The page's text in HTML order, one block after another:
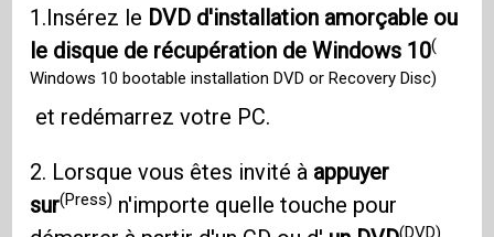
1.Insérez le DVD d'installation amorçable ou
le disque de récupération de Windows 10(
Windows 10 bootable installation DVD or Recovery Disc)
et redémarrez votre PC.
2. Lorsque vous êtes invité à appuyer
sur(Press) n'importe quelle touche pour
(DVD)